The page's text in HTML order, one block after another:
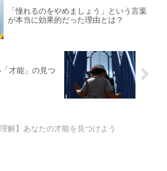
「憧れるのをやめましょう」という言葉
が本当に効果的だった理由とは？
「才能」の見つ
理解】あなたの才能を見つけよう